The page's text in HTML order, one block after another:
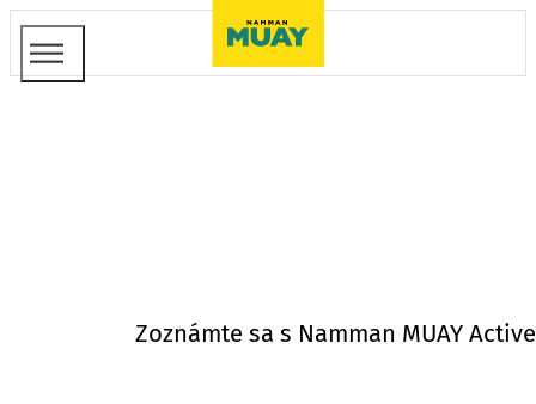
Zoznámte sa s Namman MUAY